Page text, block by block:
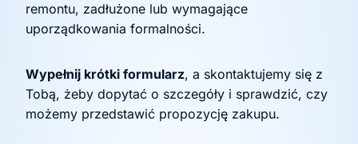
remontu, zadłużone lub wymagające
uporządkowania formalności.
Wypełnij krótki formularz, a skontaktujemy się z
Tobą, żeby dopytać o szczegóły i sprawdzić, czy
możemy przedstawić propozycję zakupu.